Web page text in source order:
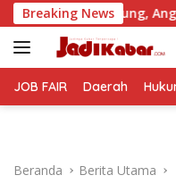
Langsung
ke
konten
Breaking News
Komite SMAN 1
JOB FAIR Daerah
Beranda Berita Utama